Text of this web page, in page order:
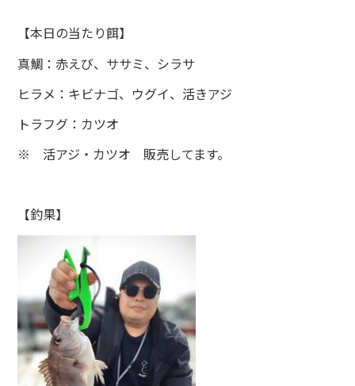
【本日の当たり餌】
真鯛：赤えび、ササミ、シラサ
ヒラメ：キビナゴ、ウグイ、活きアジ
トラフグ：カツオ
※ 活アジ・カツオ 販売してます。
【釣果】